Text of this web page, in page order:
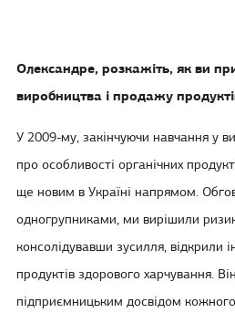
Олександре, розкажіть, як ви
виробництва і продажу
У 2009-му, закінчуючи навчання у
про особливості органічних
ще новим в Україні напрямом.
одногрупниками, ми вирішили
консолідувавши зусилля, відкрили
продуктів здорового харчування.
підприємницьким досвідом